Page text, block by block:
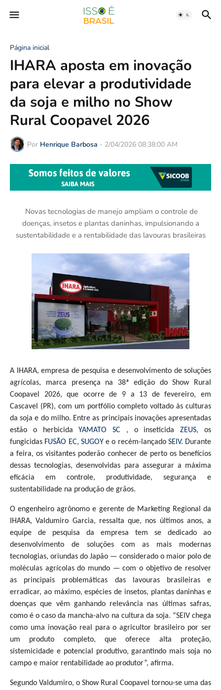
Página inicial
IHARA aposta em inovação
para elevar a produtividade
da soja e milho no Show
Rural Coopavel 2026
Por Henrique Barbosa - 2/04/2026 08:38:00 AM
Novas tecnologias de manejo ampliam o controle de
doenças, insetos e plantas daninhas, impulsionando a
sustentabilidade e a rentabilidade das lavouras brasileiras
A IHARA, empresa de pesquisa e desenvolvimento de soluções
agrícolas, marca presença na 38ª edição do Show Rural
Coopavel 2026, que ocorre de 9 a 13 de fevereiro, em
Cascavel (PR), com um portfólio completo voltado às culturas
da soja e do milho. Entre as principais inovações apresentadas
estão o herbicidaYAMATO SC , o inseticidaZEUS, os
fungicidas FUSÃO EC, SUGOYe o recém-lançado SEIV. Durante
a feira, os visitantes poderão conhecer de perto os benefícios
dessas tecnologias, desenvolvidas para assegurar a máxima
eficácia em controle, produtividade, segurança e
sustentabilidade na produção de grãos.
O engenheiro agrônomo e gerente de Marketing Regional da
IHARA, Valdumiro Garcia, ressalta que, nos últimos anos, a
equipe de pesquisa da empresa tem se dedicado ao
desenvolvimento de soluções com as mais modernas
tecnologias, oriundas do Japão — considerado o maior polo de
moléculas agrícolas do mundo — com o objetivo de resolver
as principais problemáticas das lavouras brasileiras e
erradicar, ao máximo, espécies de insetos, plantas daninhas e
doenças que vêm ganhando relevância nas últimas safras,
como é o caso da mancha-alvo na cultura da soja. “SEIV chega
como uma inovação real para o agricultor brasileiro por ser
um produto completo, que oferece alta proteção,
sistemicidade e potencial produtivo, garantindo mais soja no
campo e maior rentabilidade ao produtor”, afirma.
Segundo Valdumiro, o Show Rural Coopavel tornou-se uma das